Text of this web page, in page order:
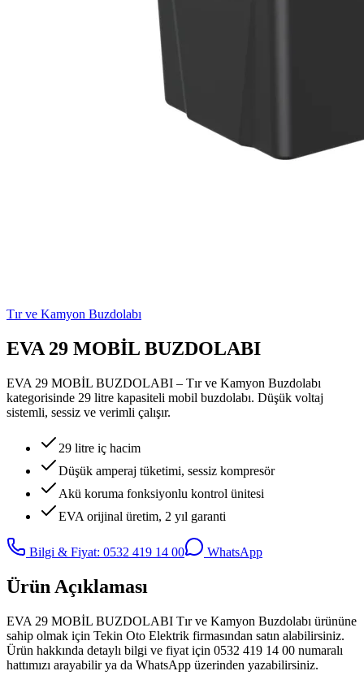
Tır ve Kamyon Buzdolabı
EVA 29 MOBİL BUZDOLABI
EVA 29 MOBİL BUZDOLABI – Tır ve Kamyon Buzdolabı
kategorisinde 29 litre kapasiteli mobil buzdolabı. Düşük voltaj
sistemli, sessiz ve verimli çalışır.
29 litre iç hacim
Düşük amperaj tüketimi, sessiz kompresör
Akü koruma fonksiyonlu kontrol ünitesi
EVA orijinal üretim, 2 yıl garanti
Bilgi & Fiyat: 0532 419 14 00 WhatsApp
Ürün Açıklaması
EVA 29 MOBİL BUZDOLABI Tır ve Kamyon Buzdolabı ürününe
sahip olmak için Tekin Oto Elektrik firmasından satın alabilirsiniz.
Ürün hakkında detaylı bilgi ve fiyat için 0532 419 14 00 numaralı
hattımızı arayabilir ya da WhatsApp üzerinden yazabilirsiniz.